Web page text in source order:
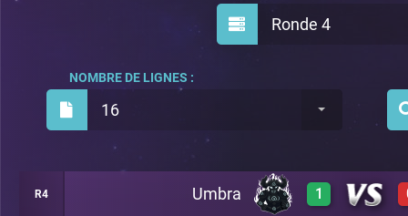
Ronde 4
16
NOMBRE DE LIGNES :
R4 Umbra 1